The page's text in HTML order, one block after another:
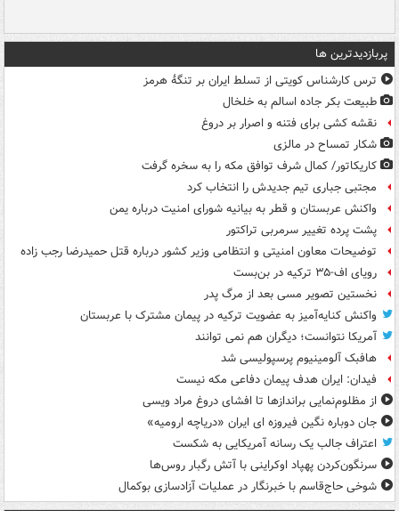
پربازدیدترین ها
ترس کارشناس کویتی از تسلط ایران بر تنگۀ هرمز
طبیعت بکر جاده اسالم به خلخال
نقشه کشی برای فتنه و اصرار بر دروغ
شکار تمساح در مالزی
کاریکاتور/ کمال شرف توافق مکه را به سخره گرفت
مجتبی جباری تیم جدیدش را انتخاب کرد
واکنش عربستان و قطر به بیانیه شورای امنیت درباره یمن
پشت پرده تغییر سرمربی تراکتور
توضیحات معاون امنیتی و انتظامی وزیر کشور درباره قتل حمیدرضا رجب زاده
رویای اف-۳۵ ترکیه در بن‌بست
نخستین تصویر مسی بعد از مرگ پدر
واکنش کنایه‌آمیز به عضویت ترکیه در پیمان مشترک با عربستان
آمریکا نتوانست؛ دیگران هم نمی توانند
هافبک آلومینیوم پرسپولیسی شد
فیدان: ایران هدف پیمان دفاعی مکه نیست
از مظلوم‌نمایی براندازها تا افشای دروغ مراد ویسی
جان دوباره نگین فیروزه ای ایران «دریاچه ارومیه»
اعتراف جالب یک رسانه آمریکایی به شکست
سرنگون‌کردن پهپاد اوکراینی با آتش رگبار روس‌ها
شوخی حاج‌قاسم با خبرنگار در عملیات آزادسازی بوکمال